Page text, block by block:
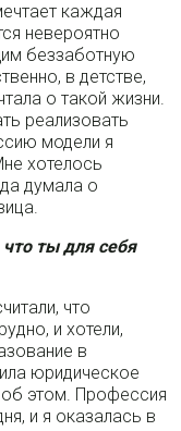
каждая
невероятно
беззаботную
в детстве,
о такой жизни.
реализовать
модели я
хотелось
думала о
ты для себя
что
и хотели,
в
юридическое
этом. Профессия
и я оказалась в